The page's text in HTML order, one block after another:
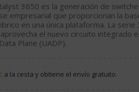
3650 es la generación de
empresarial que proporcionan la
en una única plataforma. La
el nuevo circuito integrado
Plane (UADP).
a la cesta y obtiene el envío gratuito.